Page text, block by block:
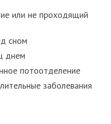
или не проходящий
сном
днем
потоотделение
заболевания